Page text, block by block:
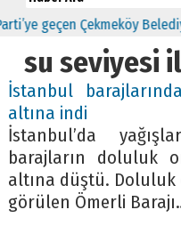
geçen Çekmeköy
su seviyesi
İstanbul
altına indi
İstanbul’da
barajların doluluk
altına düştü. Doluluk
görülen Ömerli